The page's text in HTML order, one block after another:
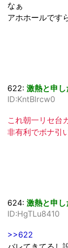
なぁ
アホホールです
622: 激熱と申し
ID:KntBlrcw0
これ朝一リセ台
非有利でボナ引
624: 激熱と申し
ID:HgTLu8410
>>622